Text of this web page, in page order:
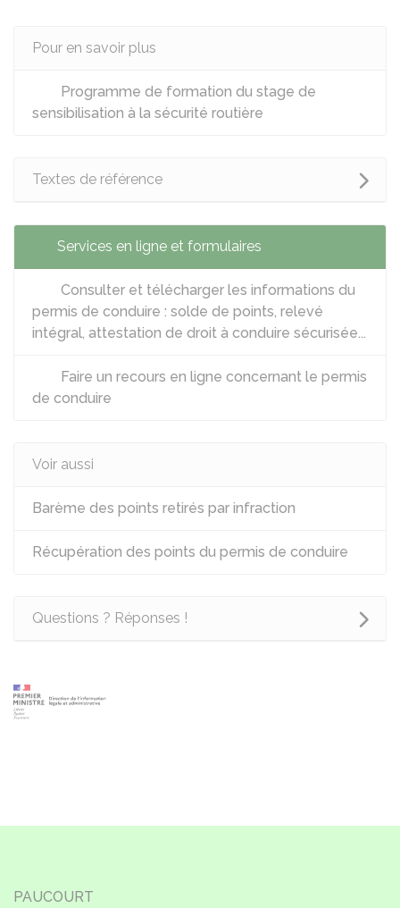
Pour en savoir plus
Programme de formation du stage de
sensibilisation à la sécurité routière
Textes de référence
Services en ligne et formulaires
Consulter et télécharger les informations du
permis de conduire : solde de points, relevé
intégral, attestation de droit à conduire sécurisée...
Faire un recours en ligne concernant le permis
de conduire
Voir aussi
Barème des points retirés par infraction
Récupération des points du permis de conduire
Questions ? Réponses !
PAUCOURT